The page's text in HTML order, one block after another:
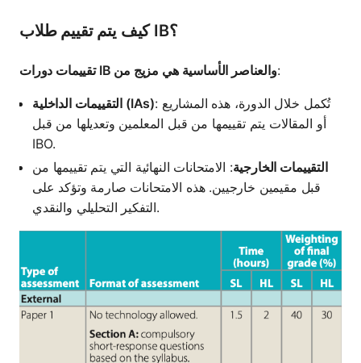
كيف يتم تقييم طلاب IB؟
تقييمات دورات IB والعناصر الأساسية هي مزيج من:
التقييمات الداخلية (IAs): تُكمل خلال الدورة، هذه المشاريع
أو المقالات يتم تقييمها من قبل المعلمين وتعديلها من قبل
IBO.
التقييمات الخارجية: الامتحانات النهائية التي يتم تقييمها من
قبل مقيمين خارجيين. هذه الامتحانات صارمة وتؤكد على
التفكير التحليلي والنقدي.